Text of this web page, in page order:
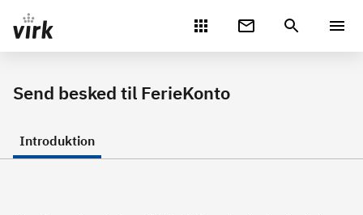
Gå direkte til indhold
Send besked til FerieKonto
Introduktion